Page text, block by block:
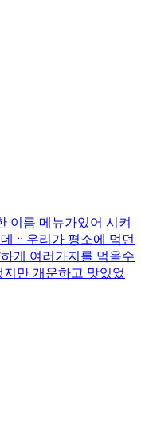
이름 메뉴가있어 시켜
ᆢ우리가 평소에 먹던
게 여러가지를 먹을수
만 개운하고 맛있었